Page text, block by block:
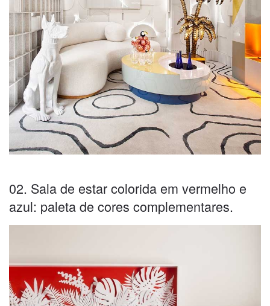
02. Sala de estar colorida em vermelho e
azul: paleta de cores complementares.